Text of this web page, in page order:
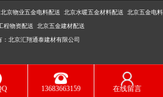
京物业五金电料配送 北京水暖五金材料配送 北京五金电料
程物资配送 北京五金建材配送
：北京汇翔通泰建材有限公司
13683663159 在线留言